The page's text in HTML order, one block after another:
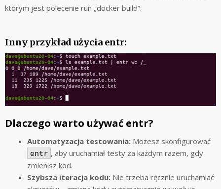
którym jest polecenie run „docker build”.
Inny przykład użycia entr:
Dlaczego warto używać entr?
Automatyzacja testowania: Możesz skonfigurować
entr , aby uruchamiał testy za każdym razem, gdy
zmienisz kod.
Szybsza iteracja kodu: Nie trzeba ręcznie uruchamiać